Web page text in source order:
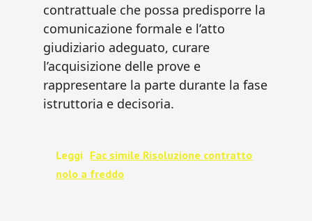
contrattuale che possa predisporre la
comunicazione formale e l’atto
giudiziario adeguato, curare
l’acquisizione delle prove e
rappresentare la parte durante la fase
istruttoria e decisoria.
Leggi Fac simile Risoluzione contratto
nolo a freddo​